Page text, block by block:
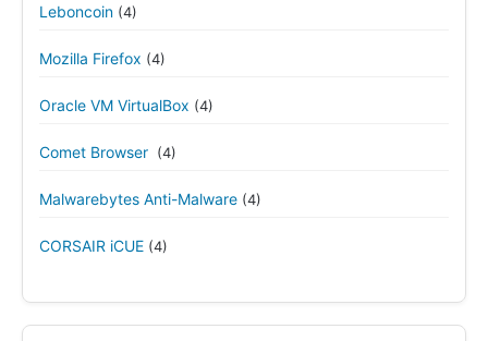
Leboncoin (4)
Mozilla Firefox (4)
Oracle VM VirtualBox (4)
Comet Browser (4)
Malwarebytes Anti-Malware (4)
CORSAIR iCUE (4)